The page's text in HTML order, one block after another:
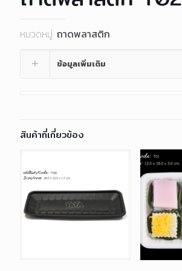
หมวดหมู่: ถาดพลาสติก
ข้อมูลเพิ่มเติม
สินค้าที่เกี่ยวข้อง